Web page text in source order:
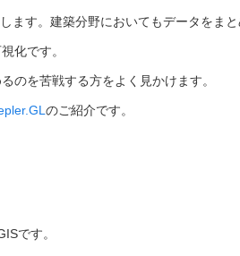
ます。建築分野においてもデータをま
化です。
のを苦戦する方をよく見かけます。
のご紹介です。
です。